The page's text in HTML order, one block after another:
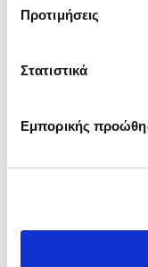
Προτιμήσεις
Στατιστικά
Εμπορικής